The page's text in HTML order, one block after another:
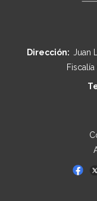
Dirección: Juan